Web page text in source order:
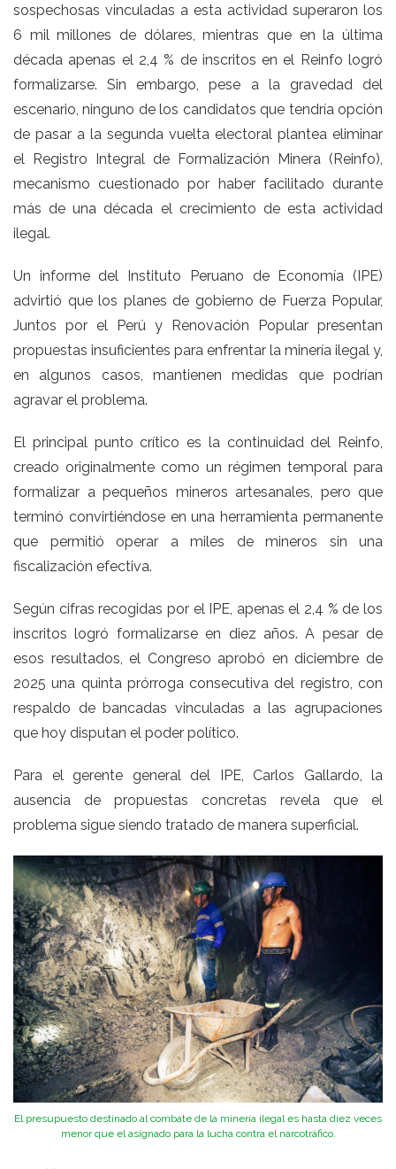
sospechosas vinculadas a esta actividad superaron los
6 mil millones de dólares, mientras que en la última
década apenas el 2,4 % de inscritos en el Reinfo logró
formalizarse. Sin embargo, pese a la gravedad del
escenario, ninguno de los candidatos que tendría opción
de pasar a la segunda vuelta electoral plantea eliminar
el Registro Integral de Formalización Minera (Reinfo),
mecanismo cuestionado por haber facilitado durante
más de una década el crecimiento de esta actividad
ilegal.
Un informe del Instituto Peruano de Economía (IPE)
advirtió que los planes de gobierno de Fuerza Popular,
Juntos por el Perú y Renovación Popular presentan
propuestas insuficientes para enfrentar la minería ilegal y,
en algunos casos, mantienen medidas que podrían
agravar el problema.
El principal punto crítico es la continuidad del Reinfo,
creado originalmente como un régimen temporal para
formalizar a pequeños mineros artesanales, pero que
terminó convirtiéndose en una herramienta permanente
que permitió operar a miles de mineros sin una
fiscalización efectiva.
Según cifras recogidas por el IPE, apenas el 2,4 % de los
inscritos logró formalizarse en diez años. A pesar de
esos resultados, el Congreso aprobó en diciembre de
2025 una quinta prórroga consecutiva del registro, con
respaldo de bancadas vinculadas a las agrupaciones
que hoy disputan el poder político.
Para el gerente general del IPE, Carlos Gallardo, la
ausencia de propuestas concretas revela que el
problema sigue siendo tratado de manera superficial.
El presupuesto destinado al combate de la minería ilegal es hasta diez veces
menor que el asignado para la lucha contra el narcotráfico.